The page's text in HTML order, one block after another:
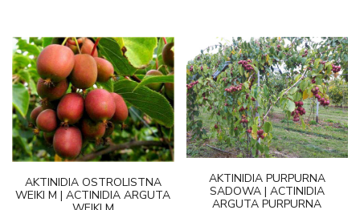
AKTINIDIA OSTROLISTNA
WEIKI M | ACTINIDIA ARGUTA
AKTINIDIA PURPURNA
SADOWA | ACTINIDIA
ARGUTA PURPURNA